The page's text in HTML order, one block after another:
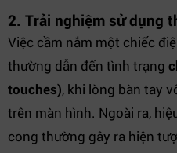
2. Trải nghiệm sử dụng
Việc cầm nắm một chiếc
thường dẫn đến tình trạng
touches), khi lòng bàn tay
trên màn hình. Ngoài ra,
cong thường gây ra hiện